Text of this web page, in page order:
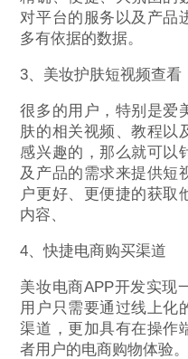
对平台的服务以及产品
多有依据的数据。
3、美妆护肤短视频查看
很多的用户，特别是爱
肤的相关视频、教程以
感兴趣的，那么就可以
及产品的需求来提供短
户更好、更便捷的获取
内容、
4、快捷电商购买渠道
美妆电商APP开发实现
用户只需要通过线上化
渠道，更加具有在操作
者用户的电商购物体验。